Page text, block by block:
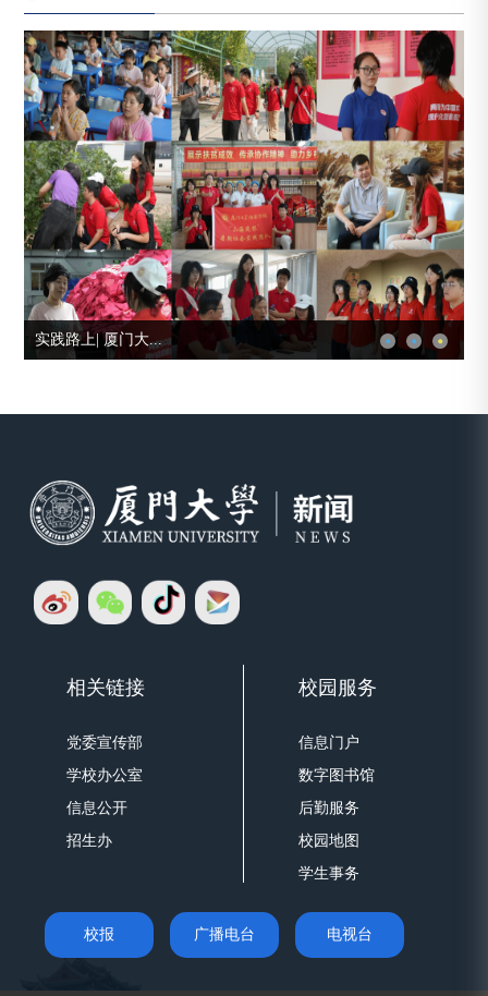
我校芯青年在大学...
相关链接
党委宣传部
学校办公室
信息公开
招生办
校园服务
信息门户
数字图书馆
后勤服务
校园地图
学生事务
校报 广播电台 电视台